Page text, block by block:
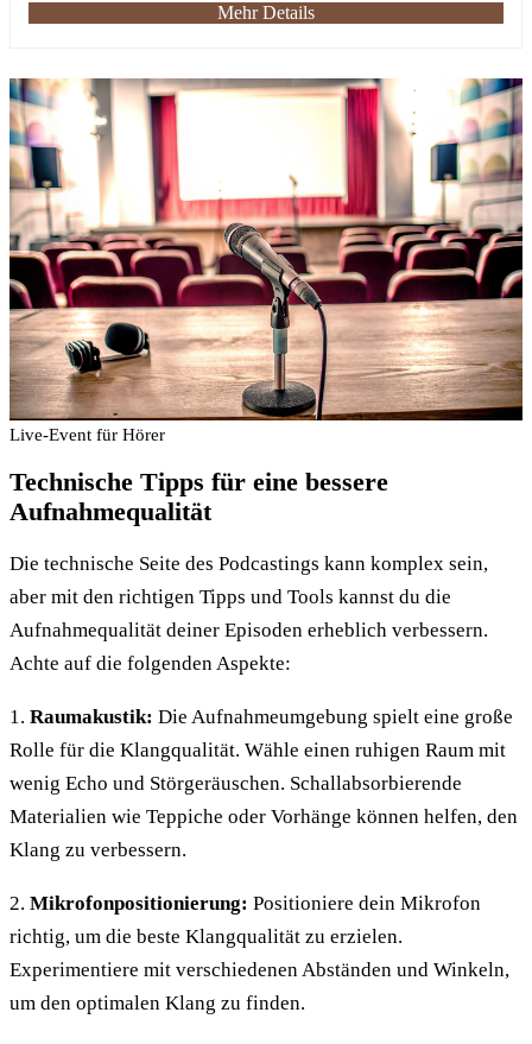
Mehr Details
Live-Event für Hörer
Technische Tipps für eine bessere
Aufnahmequalität
Die technische Seite des Podcastings kann komplex sein,
aber mit den richtigen Tipps und Tools kannst du die
Aufnahmequalität deiner Episoden erheblich verbessern.
Achte auf die folgenden Aspekte:
1. Raumakustik: Die Aufnahmeumgebung spielt eine große
Rolle für die Klangqualität. Wähle einen ruhigen Raum mit
wenig Echo und Störgeräuschen. Schallabsorbierende
Materialien wie Teppiche oder Vorhänge können helfen, den
Klang zu verbessern.
2. Mikrofonpositionierung: Positioniere dein Mikrofon
richtig, um die beste Klangqualität zu erzielen.
Experimentiere mit verschiedenen Abständen und Winkeln,
um den optimalen Klang zu finden.